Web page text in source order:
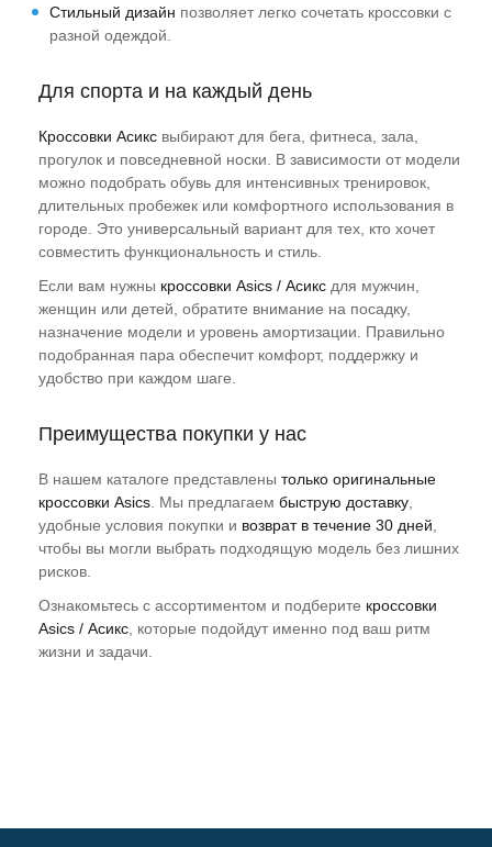
Стильный дизайн позволяет легко сочетать кроссовки с
разной одеждой.
Для спорта и на каждый день
Кроссовки Асикс выбирают для бега, фитнеса, зала,
прогулок и повседневной носки. В зависимости от модели
можно подобрать обувь для интенсивных тренировок,
длительных пробежек или комфортного использования в
городе. Это универсальный вариант для тех, кто хочет
совместить функциональность и стиль.
Если вам нужны кроссовки Asics / Асикс для мужчин,
женщин или детей, обратите внимание на посадку,
назначение модели и уровень амортизации. Правильно
подобранная пара обеспечит комфорт, поддержку и
удобство при каждом шаге.
Преимущества покупки у нас
В нашем каталоге представлены только оригинальные
кроссовки Asics . Мы предлагаем быструю доставку
удобные условия покупки и возврат в течение 30 дней
чтобы вы могли выбрать подходящую модель без лишних
рисков.
Ознакомьтесь с ассортиментом и подберите кроссовки
Asics / Асикс , которые подойдут именно под ваш ритм
жизни и задачи.